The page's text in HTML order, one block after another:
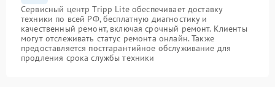
Сервисный центр Tripp Lite обеспечивает доставку
техники по всей РФ, бесплатную диагностику и
качественный ремонт, включая срочный ремонт. Клиенты
могут отслеживать статус ремонта онлайн. Также
предоставляется постгарантийное обслуживание для
продления срока службы техники